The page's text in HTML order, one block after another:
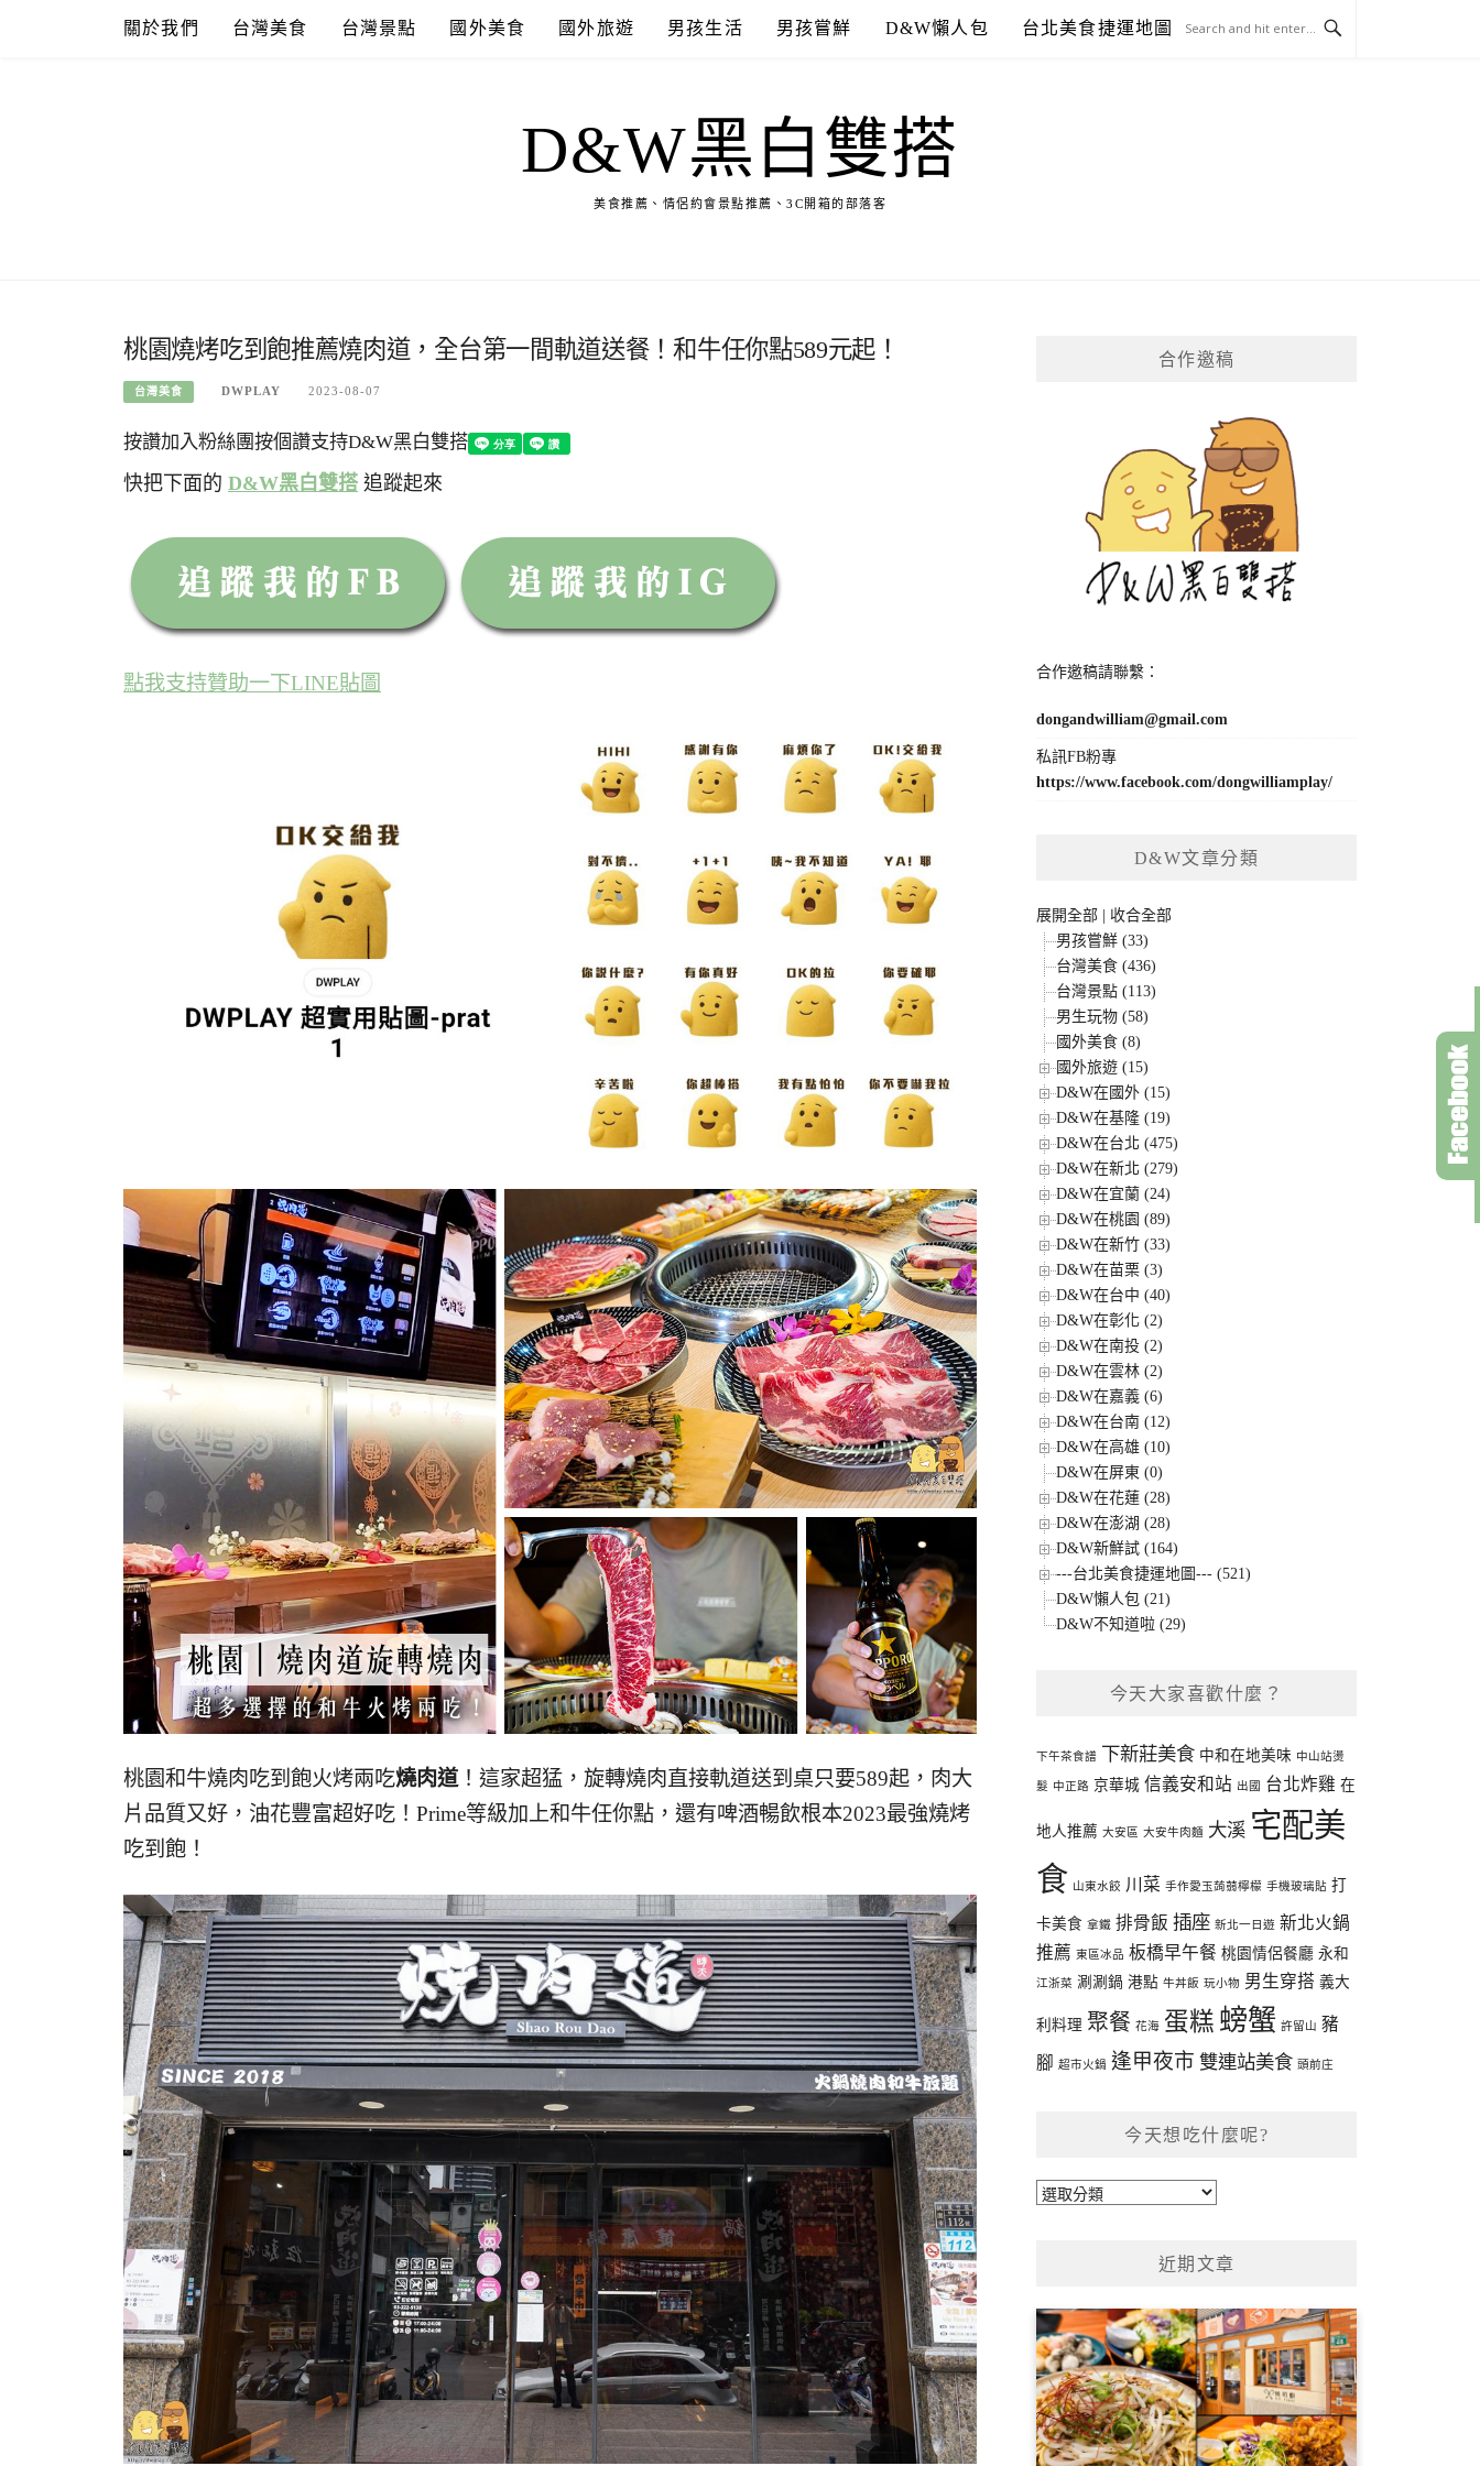
關於我們 台灣美食 台灣景點 國外美食 國外旅遊 男孩生活 男孩嘗鮮 D&W懶人包 台北美食捷運地圖
D&W黑白雙搭
美食推薦、情侶約會景點推薦、3C開箱的部落客
桃園燒烤吃到飽推薦燒肉道，全台第一間軌道送餐！和牛任你點589元起！
台灣美食 DWPLAY 2023-08-07
按讚加入粉絲團按個讚支持D&W黑白雙搭
快把下面的 D&W黑白雙搭 追蹤起來
點我支持贊助一下LINE貼圖
桃園和牛燒肉吃到飽火烤兩吃燒肉道 ！這家超猛，旋轉燒肉直接軌道送到桌只要589起，肉大
片品質又好，油花豐富超好吃！Prime等級加上和牛任你點，還有啤酒暢飲根本2023最強燒烤
吃到飽！
合作邀稿
合作邀稿請聯繫：
dongandwilliam@gmail.com
私訊FB粉專
https://www.facebook.com/dongwilliamplay/
D&W文章分類
展開全部
收合全部
男孩嘗鮮 (33)
台灣美食 (436)
台灣景點 (113)
男生玩物 (58)
國外美食 (8)
國外旅遊 (15)
D&W在國外 (15)
D&W在基隆 (19)
D&W在台北 (475)
D&W在新北 (279)
D&W在宜蘭 (24)
D&W在桃園 (89)
D&W在新竹 (33)
D&W在苗栗 (3)
D&W在台中 (40)
D&W在彰化 (2)
D&W在南投 (2)
D&W在雲林 (2)
D&W在嘉義 (6)
D&W在台南 (12)
D&W在高雄 (10)
D&W在屏東 (0)
D&W在花蓮 (28)
D&W在澎湖 (28)
D&W新鮮試 (164)
---台北美食捷運地圖--- (521)
D&W懶人包 (21)
D&W不知道啦 (29)
今天大家喜歡什麼？
下午茶食譜 下新莊美食 中和在地美味 中山站燙
髮 中正路 京華城 信義安和站 出國 台北炸雞 在
地人推薦 大安區 大安牛肉麵 大溪 宅配美
食 山東水餃 川菜 手作愛玉蒟蒻檸檬 手機玻璃貼 打
卡美食 拿鐵 排骨飯 插座 新北一日遊 新北火鍋
推薦 東區冰品 板橋早午餐 桃園情侶餐廳 永和
江浙菜 涮涮鍋 港點 牛丼飯 玩小物 男生穿搭 義大
利料理 聚餐 花海 蛋糕 螃蟹 許留山 豬
腳 超市火鍋 逢甲夜市 雙連站美食 頭前庄
今天想吃什麼呢?
今
麼
呢?
近期文章